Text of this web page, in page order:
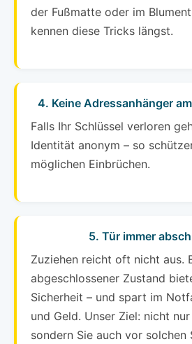
der Fußmatte oder im
kennen diese Tricks längst.
4. Keine Adressanhänger
Falls Ihr Schlüssel verloren
Identität anonym – so
möglichen Einbrüchen.
5. Tür immer
Zuziehen reicht oft nicht aus.
abgeschlossener Zustand
Sicherheit – und spart im
und Geld. Unser Ziel: nicht
sondern Sie auch vor solchen